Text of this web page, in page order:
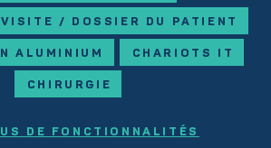
/ DOSSIER DU PATIENT
ALUMINIUM CHARIOTS IT
CHIRURGIE
DE FONCTIONNALITÉS